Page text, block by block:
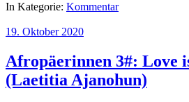
In Kategorie: Kommentar
19. Oktober 2020
Afropäerinnen 3#: Love
(Laetitia Ajanohun)